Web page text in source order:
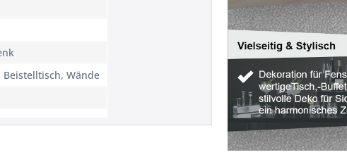
Wände